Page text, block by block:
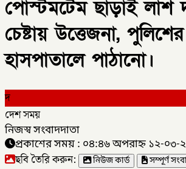
পোস্টমর্টেম ছাড়াই লাশ
চেষ্টায় উত্তেজনা,
হাসপাতালে পাঠানো।
দ
দেশ সময়
নিজস্ব সংবাদদাতা
প্রকাশের সময় : ০৪:৪৬ অপরাহ্ন ১২-০৩-
ছবি তৈরি করুন: নিউজ কার্ড
সম্পূর্ণ